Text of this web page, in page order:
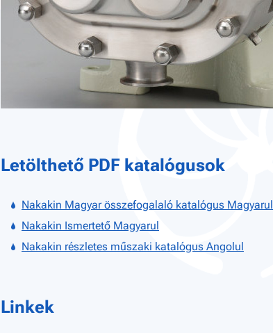
Letölthető PDF katalógusok
Nakakin Magyar összefogalaló katalógus Magyarul
Nakakin Ismertető Magyarul
Nakakin részletes műszaki katalógus Angolul
Linkek